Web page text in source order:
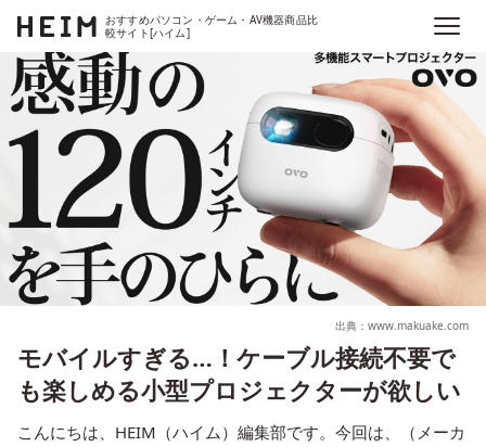
おすすめパソコン・ゲーム・AV機器商品比
較サイト[ハイム]
出典：www.makuake.com
モバイルすぎる…！ケーブル接続不要で
も楽しめる小型プロジェクターが欲しい
こんにちは、HEIM（ハイム）編集部です。今回は、（メーカ